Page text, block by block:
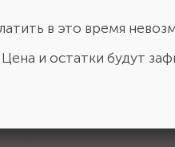
в это время
Цена и остатки будут